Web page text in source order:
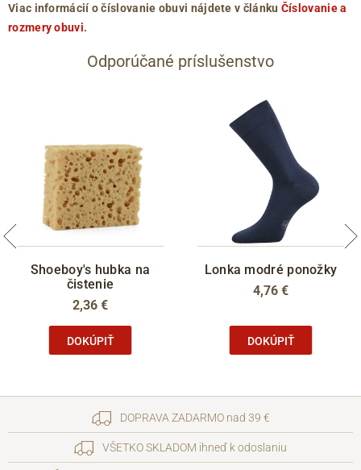
Viac informácií o číslovanie obuvi nájdete v článku Číslovanie a
rozmery obuvi.
Odporúčané príslušenstvo
Shoeboy's hubka na
čistenie
2,36 €
DOKÚPIŤ
Lonka modré ponožky
4,76 €
DOKÚPIŤ
DOPRAVA ZADARMO nad 39 €
VŠETKO SKLADOM ihneď k odoslaniu